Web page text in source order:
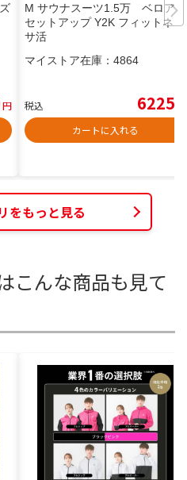
円
M サウナスーツ1.5万 ベロア
セットアップ Y2K フィットネス
サ活
マイストア在庫： 4864
税込 6225
カートに入れる
をもっと見る
こんな商品も見て